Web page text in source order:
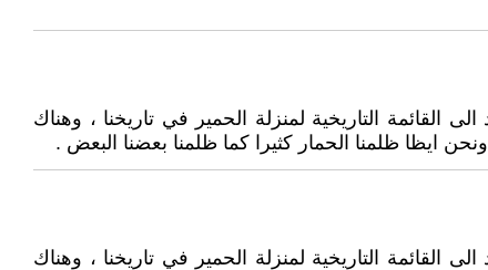
التاريخية لمنزلة الحمير في تاريخنا ، وهناك
ايظا ظلمنا الحمار كثيرا كما ظلمنا بعضنا البعض .
التاريخية لمنزلة الحمير في تاريخنا ، وهناك